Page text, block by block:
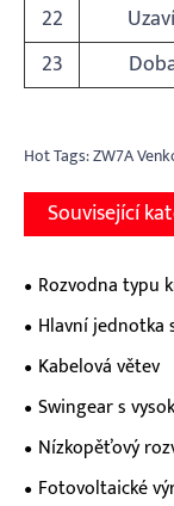
22
23
Hot Tags: ZW7A
Související
Rozvodna typu
Hlavní jednotka
Kabelová větev
Swingear s
Nízkopěťový
Fotovoltaické